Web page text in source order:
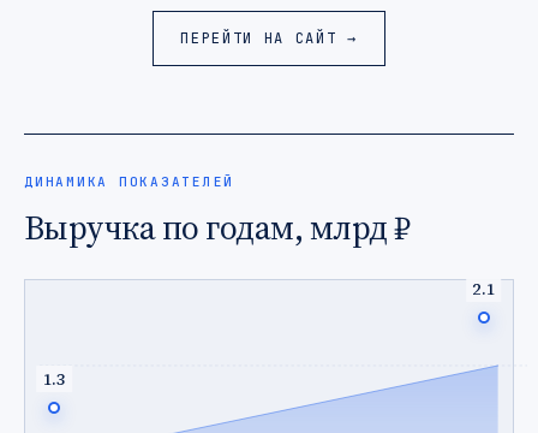
ПЕРЕЙТИ НА САЙТ →
ДИНАМИКА ПОКАЗАТЕЛЕЙ
Выручка по годам, млрд ₽
1.3
2.1